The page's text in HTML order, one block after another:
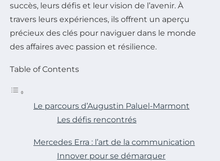
succès, leurs défis et leur vision de l’avenir. À
travers leurs expériences, ils offrent un aperçu
précieux des clés pour naviguer dans le monde
des affaires avec passion et résilience.
Table of Contents
Le parcours d’Augustin Paluel-Marmont
Les défis rencontrés
Mercedes Erra : l’art de la communication
Innover pour se démarquer